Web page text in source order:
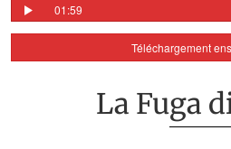
01:59
Téléchargement
La Fuga